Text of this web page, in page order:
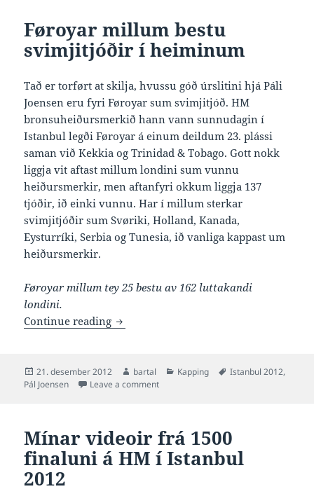
Føroyar millum bestu
svimjitjóðir í heiminum
Tað er torført at skilja, hvussu góð úrslitini hjá Páli
Joensen eru fyri Føroyar sum svimjitjóð. HM
bronsuheiðursmerkið hann vann sunnudagin í
Istanbul legði Føroyar á einum deildum 23. plássi
saman við Kekkia og Trinidad & Tobago. Gott nokk
liggja vit aftast millum londini sum vunnu
heiðursmerkir, men aftanfyri okkum liggja 137
tjóðir, ið einki vunnu. Har í millum sterkar
svimjitjóðir sum Svøriki, Holland, Kanada,
Eysturríki, Serbia og Tunesia, ið vanliga kappast um
heiðursmerkir.
Føroyar millum tey 25 bestu av 162 luttakandi
londini.
Continue reading Føroyar millum bestu svimjitjóðir í
Posted
on
21. desember 2012 Author
bartal Categories
Kapping Tags
Istanbul 2012,
Pál Joensen
Leave a commenton Føroyar millum bestu svimjitjóðir í
Mínar videoir frá 1500
finaluni á HM í Istanbul
2012